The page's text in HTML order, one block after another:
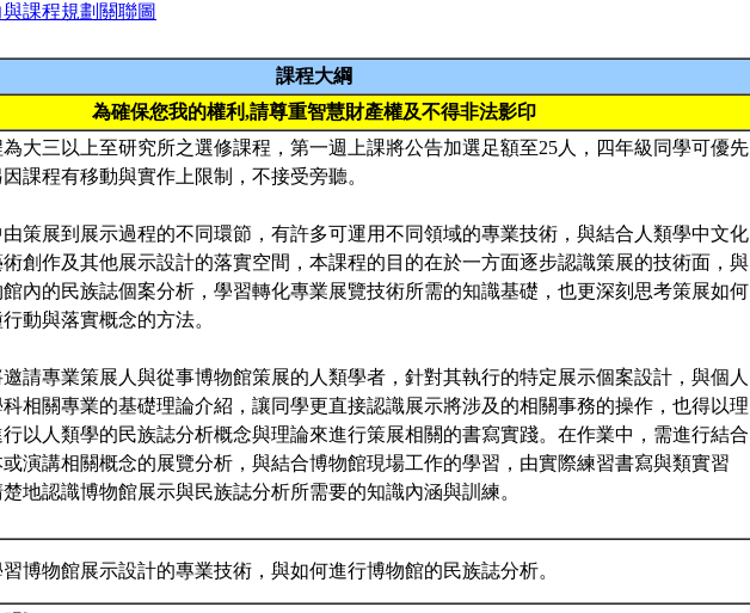
課程規劃關聯圖
課程大綱
為確保您我的權利,請尊重智慧財產權及不得非法影印
為大三以上至研究所之選修課程，第一週上課將公告加選足額至25人，四年級同學可優先
課程有移動與實作上限制，不接受旁聽。
策展到展示過程的不同環節，有許多可運用不同領域的專業技術，與結合人類學中文化
創作及其他展示設計的落實空間，本課程的目的在於一方面逐步認識策展的技術面，與
內的民族誌個案分析，學習轉化專業展覽技術所需的知識基礎，也更深刻思考策展如何
動與落實概念的方法。
請專業策展人與從事博物館策展的人類學者，針對其執行的特定展示個案設計，與個人
相關專業的基礎理論介紹，讓同學更直接認識展示將涉及的相關事務的操作，也得以理
以人類學的民族誌分析概念與理論來進行策展相關的書寫實踐。在作業中，需進行結合
或演講相關概念的展覽分析，與結合博物館現場工作的學習，由實際練習書寫與類實習
地認識博物館展示與民族誌分析所需要的知識內涵與訓練。
博物館展示設計的專業技術，與如何進行博物館的民族誌分析。